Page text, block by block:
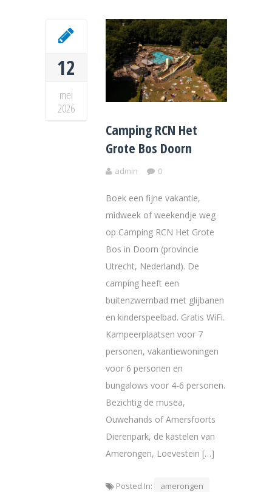
12
mei
2026
Camping RCN Het
Grote Bos Doorn
admin 0
Boek een fijne vakantie,
midweek of weekendje weg
op Camping RCN Het Grote
Bos in Doorn (provincie
Utrecht, Nederland). De
camping heeft een
buitenzwembad met glijbanen
en kinderspeelbad. Gratis WiFi.
Kampeerplaatsen voor 7
personen, vakantiewoningen
voor 6 personen en
bungalows voor 4-6 personen.
Bezichtig de musea,
Ouwehands of Amersfoorts
Dierenpark, de kastelen van
Amerongen, Loevestein […]
Posted In: amerongen